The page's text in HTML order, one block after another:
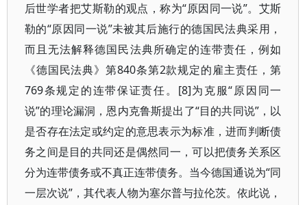
后世学者把艾斯勒的观点，称为“原因同一说”。艾斯
勒的“原因同一说”未被其后施行的德国民法典采用，
而且无法解释德国民法典所确定的连带责任，例如
《德国民法典》第840条第2款规定的雇主责任，第
769条规定的连带保证责任。[8]为克服“原因同一
说”的理论漏洞，恩内克鲁斯提出了“目的共同说”，以
是否存在法定或约定的意思表示为标准，进而判断债
务之间是目的共同还是偶然同一，可以把债务关系区
分为连带债务或不真正连带债务。当今德国通说为“同
一层次说”，其代表人物为塞尔普与拉伦茨。依此说，